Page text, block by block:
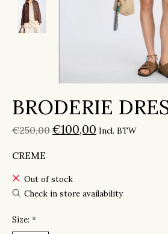
BRODERIE
€250,00 €100,00 Incl. BTW
CREME
Out of stock
Check in store availability
Size: *